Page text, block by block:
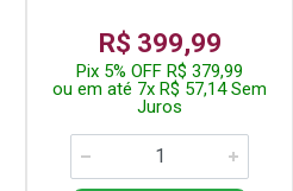
R$ 399,99
Pix 5% OFF R$ 379,99
ou em até 7x R$ 57,14 Sem
Juros